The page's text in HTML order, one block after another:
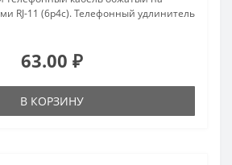
RJ-11 (6p4c). Телефонный удлинитель
63.00 ₽
В КОРЗИНУ